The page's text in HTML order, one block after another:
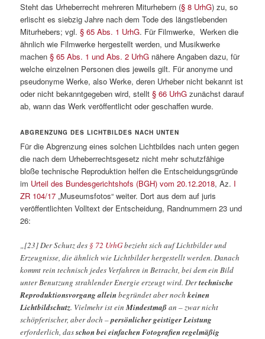
Steht das Urheberrecht mehreren Miturhebern (§ 8 UrhG) zu, so
erlischt es siebzig Jahre nach dem Tode des längstlebenden
Miturhebers; vgl.§ 65 Abs. 1 UrhG. Für Filmwerke, Werken die
ähnlich wie Filmwerke hergestellt werden, und Musikwerke
machen§ 65 Abs. 1 und Abs. 2 UrhG nähere Angaben dazu, für
welche einzelnen Personen dies jeweils gilt. Für anonyme und
pseudonyme Werke, also Werke, deren Urheber nicht bekannt ist
oder nicht bekanntgegeben wird, stellt§ 66 UrhG zunächst darauf
ab, wann das Werk veröffentlicht oder geschaffen wurde.
ABGRENZUNG DES LICHTBILDES NACH UNTEN
Für die Abgrenzung eines solchen Lichtbildes nach unten gegen
die nach dem Urheberrechtsgesetz nicht mehr schutzfähige
bloße technische Reproduktion helfen die Entscheidungsgründe
im Urteil des Bundesgerichtshofs (BGH) vom 20.12.2018, Az. I
ZR 104/17 „Museumsfotos“ weiter. Dort aus dem auf juris
veröffentlichten Volltext der Entscheidung, Randnummern 23 und
26:
„[23] Der Schutz des § 72 UrhGbezieht sich auf Lichtbilder und
Erzeugnisse, die ähnlich wie Lichtbilder hergestellt werden. Danach
kommt rein technisch jedes Verfahren in Betracht, bei dem ein Bild
unter Benutzung strahlender Energie erzeugt wird. Dertechnische
Reproduktionsvorgang alleinbegründet aber nochkeinen
Lichtbildschutz. Vielmehr ist einMindestmaß an – zwar nicht
schöpferischer, aber doch –persönlicher geistiger Leistung
erforderlich, dasschon bei einfachen Fotografien regelmäßig